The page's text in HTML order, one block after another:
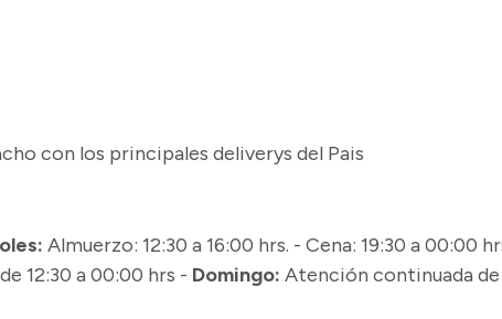
con los principales deliverys del Pais
Almuerzo: 12:30 a 16:00 hrs. - Cena: 19:30 a 00:00
12:30 a 00:00 hrs - Domingo: Atención continuada de